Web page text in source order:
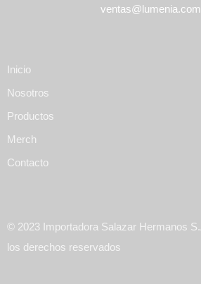
Inicio
Nosotros
Productos
Merch
Contacto
© 2023 Importadora Salazar Hermanos
los derechos reservados